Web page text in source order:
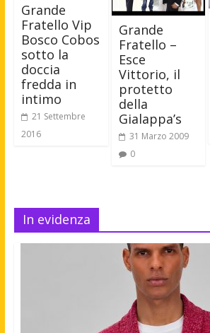
Grande
Fratello Vip
Bosco Cobos
sotto la
doccia
fredda in
intimo
21 Settembre
2016
Grande
Fratello –
Esce
Vittorio, il
protetto
della
Gialappa’s
31 Marzo 2009
0
In evidenza